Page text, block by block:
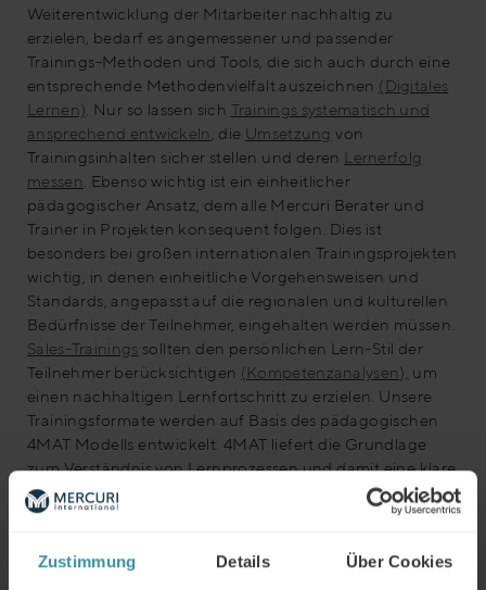
Zustimmung Details Über Cookies
Weiterentwicklung der Mitarbeiter nachhaltig zu
erzielen, bedarf es angemessener und passender
Trainings-Methoden und Tools, die sich auch durch eine
entsprechende Methodenvielfalt auszeichnen (Digitales
Lernen) . Nur so lassen sich Trainings systematisch und
ansprechend entwickeln , die Umsetzung von
Trainingsinhalten sicher stellen und deren
Lernerfolg
messen
. Ebenso wichtig ist ein einheitlicher
pädagogischer Ansatz, dem alle Mercuri Berater und
Trainer in Projekten konsequent folgen. Dies ist
besonders bei großen internationalen Trainingsprojekten
wichtig, in denen einheitliche Vorgehensweisen und
Standards, angepasst auf die regionalen und kulturellen
Bedürfnisse der Teilnehmer, eingehalten werden müssen.
Sales-Trainings sollten den persönlichen Lern-Stil der
Teilnehmer berücksichtigen (Kompetenzanalysen), um
einen nachhaltigen Lernfortschritt zu erzielen. Unsere
Trainingsformate werden auf Basis des pädagogischen
4MAT Modells entwickelt. 4MAT liefert die Grundlage
zum Verständnis von Lernprozessen und damit eine klare
konzeptionelle pädagogische Orientierung. Das
Programm liefert eine strukturierte und in der Praxis
entwickelt und ist für Tausende von Menschen seit